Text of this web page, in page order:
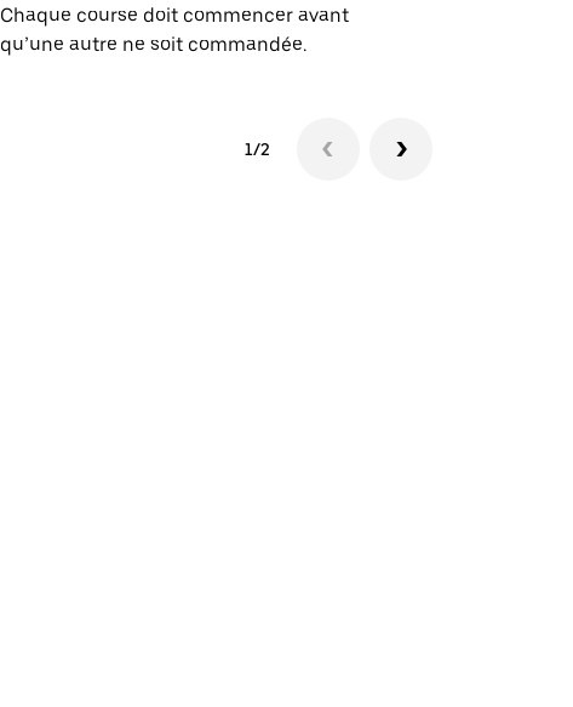
Chaque course doit commencer avant
qu’une autre ne soit commandée.
1/2